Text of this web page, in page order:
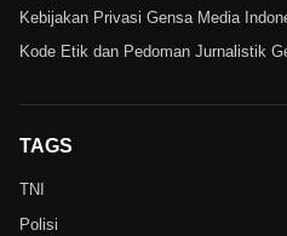
Kebijakan Privasi Gensa Media
Kode Etik dan Pedoman Jurnalistik
TAGS
TNI
Polisi